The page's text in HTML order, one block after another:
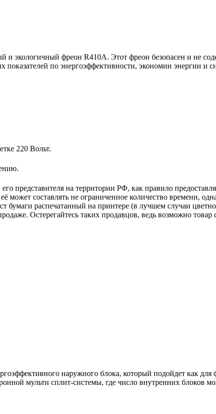
и экологичный фреон R410A. Этот фреон безопасен и не
по энергоэффективности, экономии энергии и
220 Вольт.
представителя на территории РФ, как правило
составлять не ограниченное количество времени,
бумаги распечатанный на принтере (в лучшем случаи
Остерегайтесь таких продавцов, ведь возможно
наружного блока, который подойдет как
мульти сплит-системы, где число внутренних блоков